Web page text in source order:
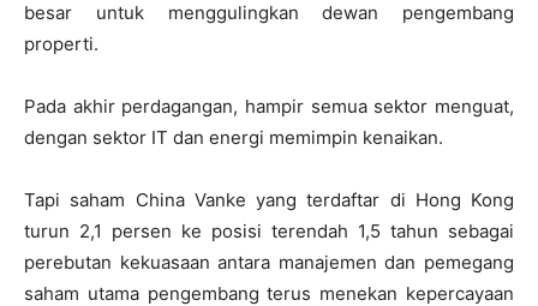
besar untuk menggulingkan dewan pengembang
properti.
Pada akhir perdagangan, hampir semua sektor menguat,
dengan sektor IT dan energi memimpin kenaikan.
Tapi saham China Vanke yang terdaftar di Hong Kong
turun 2,1 persen ke posisi terendah 1,5 tahun sebagai
perebutan kekuasaan antara manajemen dan pemegang
saham utama pengembang terus menekan kepercayaan